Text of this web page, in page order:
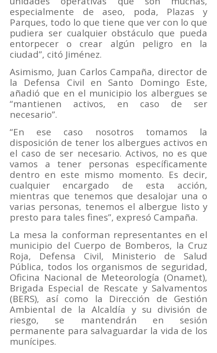
especialmente de aseo, poda, Plazas y
Parques, todo lo que tiene que ver con lo que
pudiera ser cualquier obstáculo que pueda
entorpecer o crear algún peligro en la
ciudad”, citó Jiménez.
Asimismo, Juan Carlos Campaña, director de
la Defensa Civil en Santo Domingo Este,
añadió que en el municipio los albergues se
“mantienen activos, en caso de ser
necesario”.
“En ese caso nosotros tomamos la
disposición de tener los albergues activos en
el caso de ser necesario. Activos, no es que
vamos a tener personas específicamente
dentro en este mismo momento. Es decir,
cualquier encargado de esta acción,
mientras que tenemos que desalojar una o
varias personas, tenemos el albergue listo y
presto para tales fines”, expresó Campaña.
La mesa la conforman representantes en el
municipio del Cuerpo de Bomberos, la Cruz
Roja, Defensa Civil, Ministerio de Salud
Pública, todos los organismos de seguridad,
Oficina Nacional de Meteorología (Onamet),
Brigada Especial de Rescate y Salvamentos
(BERS), así como la Dirección de Gestión
Ambiental de la Alcaldía y su división de
riesgo, se mantendrán en sesión
permanente para salvaguardar la vida de los
munícipes.